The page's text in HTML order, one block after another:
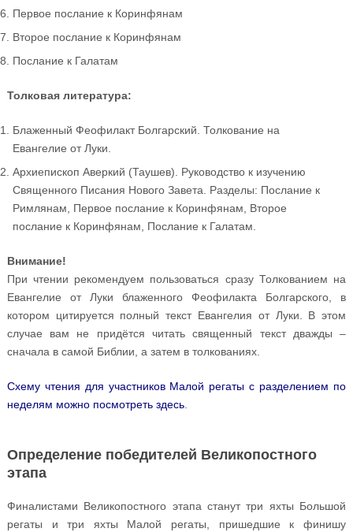
Первое послание к Коринфянам
Второе послание к Коринфянам
Послание к Галатам
Толковая литература:
Блаженный Феофилакт Болгарский. Толкование на
Евангелие от Луки.
Архиепископ Аверкий (Таушев). Руководство к изучению
Священного Писания Нового Завета. Разделы: Послание к
Римлянам, Первое послание к Коринфянам, Второе
послание к Коринфянам, Послание к Галатам.
Внимание!
При чтении рекомендуем пользоваться сразу Толкованием на
Евангелие от Луки блаженного Феофилакта Болгарского, в
котором цитируется полный текст Евангелия от Луки. В этом
случае вам не придётся читать священный текст дважды –
сначала в самой Библии, а затем в толкованиях.
Схему чтения для участников Малой регаты с разделением по
неделям можно посмотреть здесь.
Определение победителей Великопостного
этапа
Финалистами Великопостного этапа станут три яхты Большой
регаты и три яхты Малой регаты, пришедшие к финишу